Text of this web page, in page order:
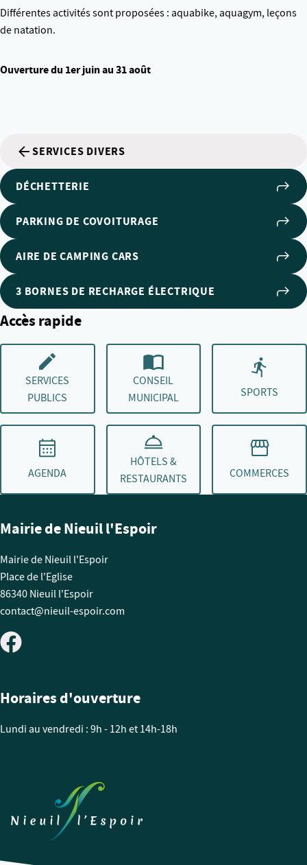
Différentes activités sont proposées : aquabike, aquagym, leçons
de natation.
Ouverture du 1er juin au 31 août
SERVICES DIVERS
DÉCHETTERIE
PARKING DE COVOITURAGE
AIRE DE CAMPING CARS
3 BORNES DE RECHARGE ÉLECTRIQUE
Accès rapide
SERVICES
PUBLICS
CONSEIL
MUNICIPAL
SPORTS
AGENDA
HÔTELS &
RESTAURANTS
COMMERCES
Mairie de Nieuil l'Espoir
Mairie de Nieuil l'Espoir
Place de l'Eglise
86340 Nieuil l'Espoir
contact@nieuil-espoir.com
Horaires d'ouverture
Lundi au vendredi : 9h - 12h et 14h-18h